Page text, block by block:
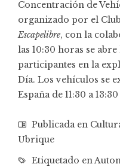
Concentración de
organizado por el
Escapelibre, con la
las 10:30 horas se
participantes en la
Día. Los vehículos se
España de 11:30 a
Publicada en
Ubrique
Etiquetado en